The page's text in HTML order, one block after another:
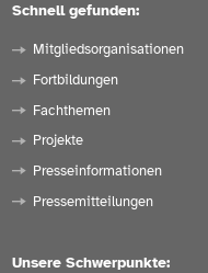
Schnell gefunden:
Mitgliedsorganisationen
Fortbildungen
Fachthemen
Projekte
Presseinformationen
Pressemitteilungen
Unsere Schwerpunkte: